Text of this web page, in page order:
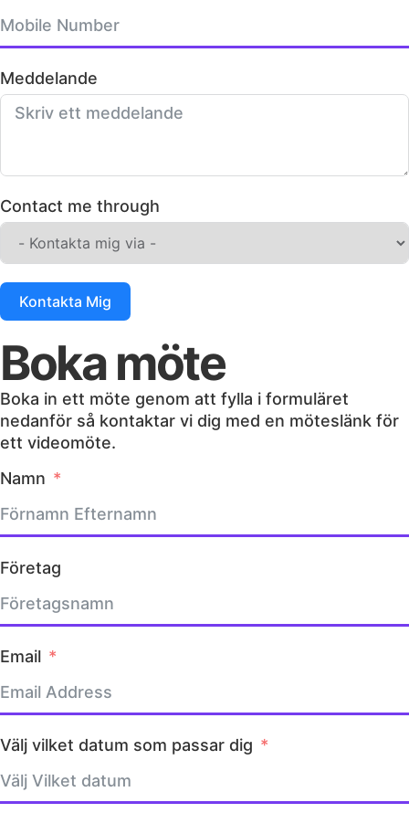
Meddelande
Contact me through
Kontakta Mig
Boka möte
Boka in ett möte genom att fylla i formuläret
nedanför så kontaktar vi dig med en möteslänk för
ett videomöte.
Namn
Företag
Email
Välj vilket datum som passar dig